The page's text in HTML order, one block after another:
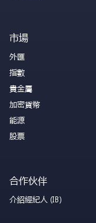
市場
外匯
指數
貴金屬
加密貨幣
能源
股票
合作伙伴
介紹經紀人 (IB)